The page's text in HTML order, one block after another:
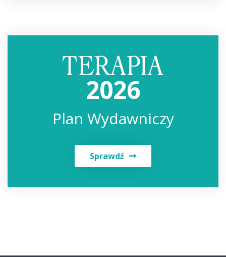
2026
Plan Wydawniczy
Sprawdź